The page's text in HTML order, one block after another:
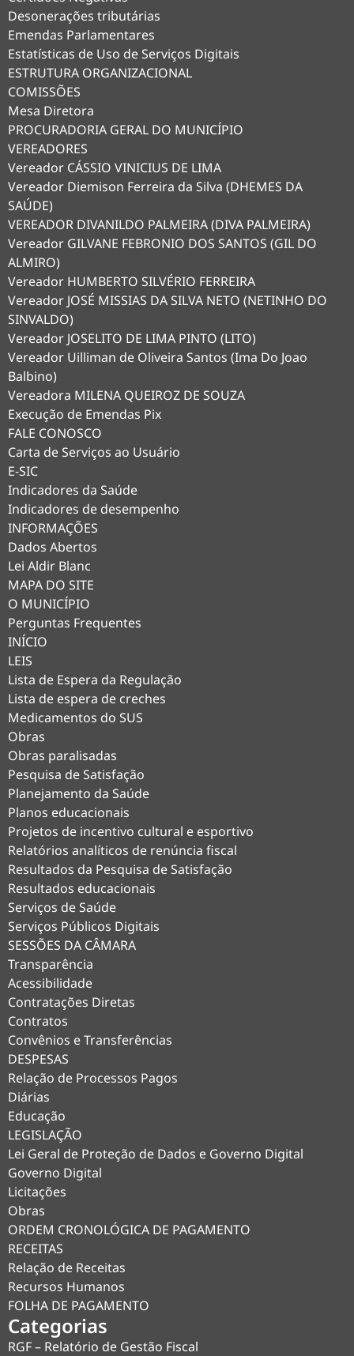
Desonerações tributárias
Emendas Parlamentares
Estatísticas de Uso de Serviços Digitais
ESTRUTURA ORGANIZACIONAL
COMISSÕES
Mesa Diretora
PROCURADORIA GERAL DO MUNICÍPIO
VEREADORES
Vereador CÁSSIO VINICIUS DE LIMA
Vereador Diemison Ferreira da Silva (DHEMES DA
SAÚDE)
VEREADOR DIVANILDO PALMEIRA (DIVA PALMEIRA)
Vereador GILVANE FEBRONIO DOS SANTOS (GIL DO
ALMIRO)
Vereador HUMBERTO SILVÉRIO FERREIRA
Vereador JOSÉ MISSIAS DA SILVA NETO (NETINHO DO
SINVALDO)
Vereador JOSELITO DE LIMA PINTO (LITO)
Vereador Uilliman de Oliveira Santos (Ima Do Joao
Balbino)
Vereadora MILENA QUEIROZ DE SOUZA
Execução de Emendas Pix
FALE CONOSCO
Carta de Serviços ao Usuário
E-SIC
Indicadores da Saúde
Indicadores de desempenho
INFORMAÇÕES
Dados Abertos
Lei Aldir Blanc
MAPA DO SITE
O MUNICÍPIO
Perguntas Frequentes
INÍCIO
LEIS
Lista de Espera da Regulação
Lista de espera de creches
Medicamentos do SUS
Obras
Obras paralisadas
Pesquisa de Satisfação
Planejamento da Saúde
Planos educacionais
Projetos de incentivo cultural e esportivo
Relatórios analíticos de renúncia fiscal
Resultados da Pesquisa de Satisfação
Resultados educacionais
Serviços de Saúde
Serviços Públicos Digitais
SESSÕES DA CÂMARA
Transparência
Acessibilidade
Contratações Diretas
Contratos
Convênios e Transferências
DESPESAS
Relação de Processos Pagos
Diárias
Educação
LEGISLAÇÃO
Lei Geral de Proteção de Dados e Governo Digital
Governo Digital
Licitações
Obras
ORDEM CRONOLÓGICA DE PAGAMENTO
RECEITAS
Relação de Receitas
Recursos Humanos
FOLHA DE PAGAMENTO
Categorias
RGF – Relatório de Gestão Fiscal